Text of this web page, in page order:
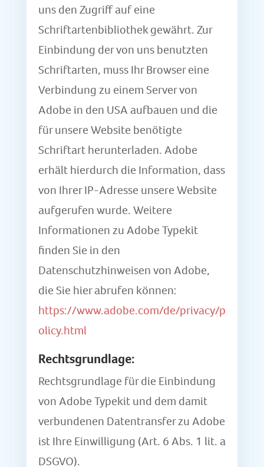
uns den Zugriff auf eine
Schriftartenbibliothek gewährt. Zur
Einbindung der von uns benutzten
Schriftarten, muss Ihr Browser eine
Verbindung zu einem Server von
Adobe in den USA aufbauen und die
für unsere Website benötigte
Schriftart herunterladen. Adobe
erhält hierdurch die Information, dass
von Ihrer IP-Adresse unsere Website
aufgerufen wurde. Weitere
Informationen zu Adobe Typekit
finden Sie in den
Datenschutzhinweisen von Adobe,
die Sie hier abrufen können:
https://www.adobe.com/de/privacy/p
olicy.html
Rechtsgrundlage:
Rechtsgrundlage für die Einbindung
von Adobe Typekit und dem damit
verbundenen Datentransfer zu Adobe
ist Ihre Einwilligung (Art. 6 Abs. 1 lit. a
DSGVO).